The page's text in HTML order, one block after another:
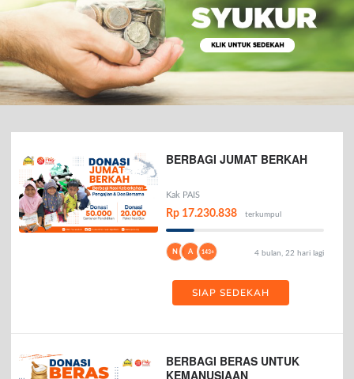
BERBAGI JUMAT BERKAH
Kak PAIS
Rp 17.230.838 terkumpul
N A 143+ 4 bulan, 22 hari lagi
SIAP SEDEKAH
BERBAGI BERAS UNTUK
KEMANUSIAAN